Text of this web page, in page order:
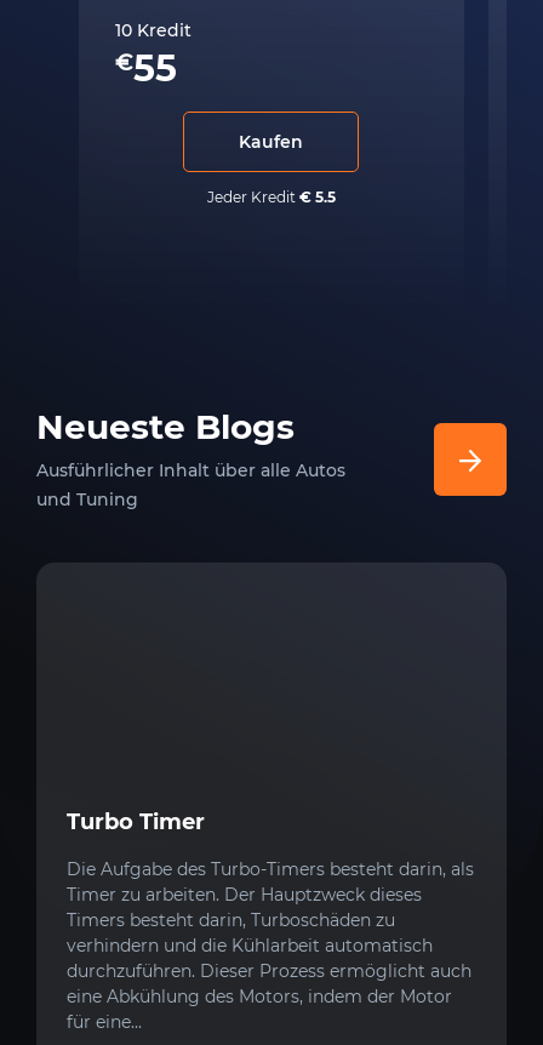
10 Kredit
€55
Kaufen
Jeder Kredit € 5.5
Neueste Blogs
Ausführlicher Inhalt über alle Autos
und Tuning
Turbo Timer
Die Aufgabe des Turbo-Timers besteht darin, als
Timer zu arbeiten. Der Hauptzweck dieses
Timers besteht darin, Turboschäden zu
verhindern und die Kühlarbeit automatisch
durchzuführen. Dieser Prozess ermöglicht auch
eine Abkühlung des Motors, indem der Motor
für eine...